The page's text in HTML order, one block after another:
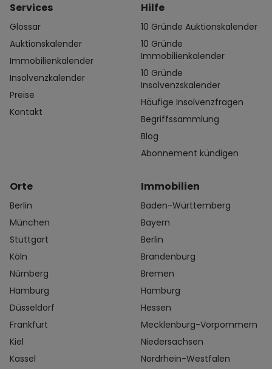
Services
Glossar
Auktionskalender
Immobilienkalender
Insolvenzkalender
Preise
Kontakt
Hilfe
10 Gründe Auktionskalender
10 Gründe
Immobilienkalender
10 Gründe
Insolvenzskalender
Häufige Insolvenzfragen
Begriffssammlung
Blog
Abonnement kündigen
Orte
Berlin
München
Stuttgart
Köln
Nürnberg
Hamburg
Düsseldorf
Frankfurt
Kiel
Kassel
Immobilien
Baden-Württemberg
Bayern
Berlin
Brandenburg
Bremen
Hamburg
Hessen
Mecklenburg-Vorpommern
Niedersachsen
Nordrhein-Westfalen